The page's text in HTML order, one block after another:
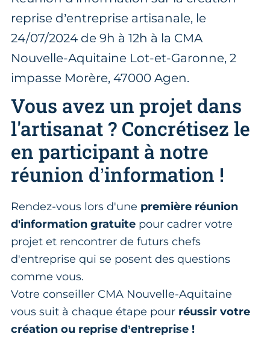
reprise d’entreprise artisanale, le
24/07/2024 de 9h à 12h à la CMA
Nouvelle-Aquitaine Lot-et-Garonne, 2
impasse Morère, 47000 Agen.
Vous avez un projet dans
l'artisanat ? Concrétisez le
en participant à notre
réunion d’information !
Rendez-vous lors d'une première réunion
d'information gratuite pour cadrer votre
projet et rencontrer de futurs chefs
d'entreprise qui se posent des questions
comme vous.
Votre conseiller CMA Nouvelle-Aquitaine
vous suit à chaque étape pour réussir votre
création ou reprise d’entreprise !